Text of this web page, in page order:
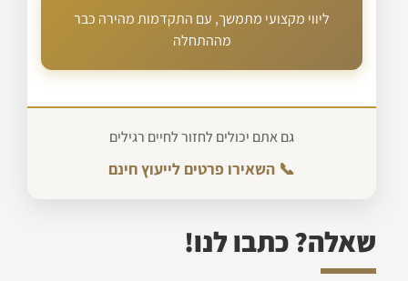
ליווי מקצועי מתמשך, עם התקדמות מהירה כבר
מההתחלה
גם אתם יכולים לחזור לחיים רגילים
📞 השאירו פרטים לייעוץ חינם
שאלה? כתבו לנו!